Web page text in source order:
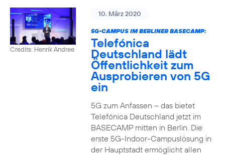
Credits: Henrik Andree
10. März 2020
5G-CAMPUS IM BERLINER BASECAMP:
Telefónica
Deutschland lädt
Öffentlichkeit zum
Ausprobieren von 5G
ein
5G zum Anfassen – das bietet
Telefónica Deutschland jetzt im
BASECAMP mitten in Berlin. Die
erste 5G-Indoor-Campuslösung in
der Hauptstadt ermöglicht allen